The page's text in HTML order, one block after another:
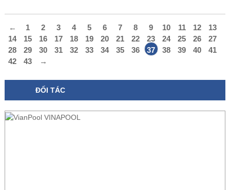
← 1 2 3 4 5 6 7 8 9 10 11 12
13
14
15 16 17 18 19 20 21 22 23 24 25 26
27
28
29 30 31 32 33 34 35 36 37 38 39 40
41
42
43 →
ĐỐI TÁC